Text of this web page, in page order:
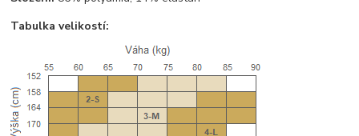
Tabulka velikostí: